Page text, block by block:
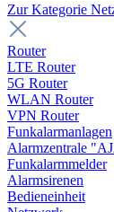
Zur Kategorie
Router
LTE Router
5G Router
WLAN Router
VPN Router
Funkalarmanlagen
Alarmzentrale
Funkalarmmelder
Alarmsirenen
Bedieneinheit